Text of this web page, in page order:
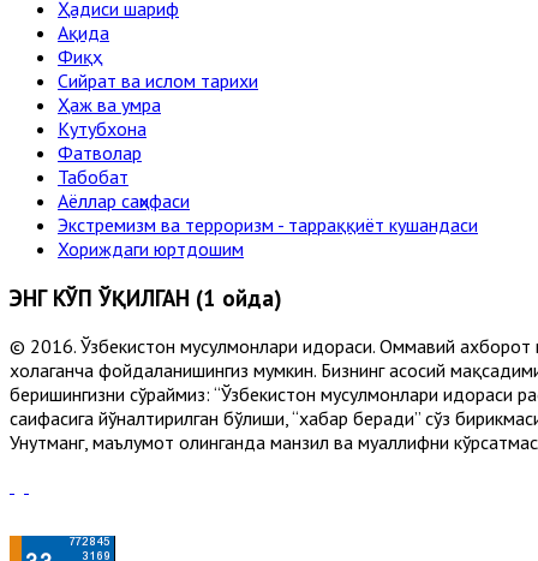
Ҳадиси шариф
Ақида
Фиқҳ
Сийрат ва ислом тарихи
Ҳаж ва умра
Кутубхона
Фатволар
Табобат
Аёллар саҳифаси
Экстремизм ва терроризм - тарраққиёт кушандаси
Хориждаги юртдошим
ЭНГ КЎП ЎҚИЛГАН (1 ойда)
© 2016. Ўзбекистон мусулмонлари идораси. Оммавий ахборот
хоҳлаганча фойдаланишингиз мумкин. Бизнинг асосий
беришингизни сўраймиз: “Ўзбекистон мусулмонлари идораси
саҳифасига йўналтирилган бўлиши, “хабар беради” сўз
Унутманг, маълумот олинганда манзил ва муаллифни